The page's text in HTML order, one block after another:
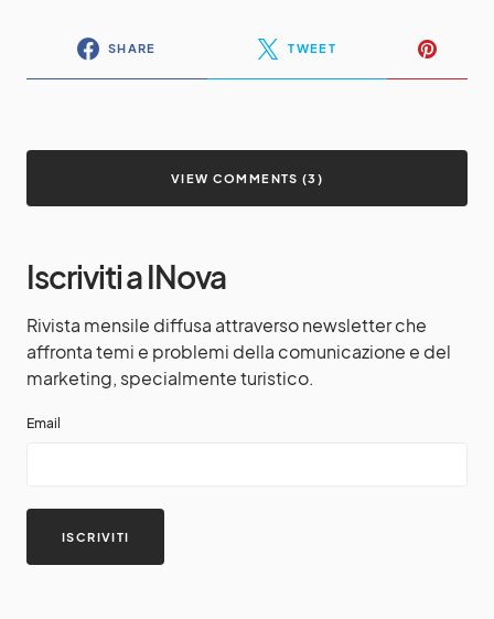
SHARE TWEET
VIEW COMMENTS (3)
Iscriviti a INova
Rivista mensile diffusa attraverso newsletter che
affronta temi e problemi della comunicazione e del
marketing, specialmente turistico.
Email